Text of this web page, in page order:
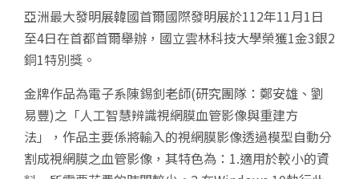
亞洲最大發明展韓國首爾國際發明展於112年11月1日
至4日在首都首爾舉辦，國立雲林科技大學榮獲1金3銀2
銅1特別獎。
金牌作品為電子系陳錫釗老師(研究團隊：鄭安雄、劉
易豐)之「人工智慧辨識視網膜血管影像與重建方
法」，作品主要係將輸入的視網膜影像透過模型自動分
割成視網膜之血管影像，其特色為：1.適用於較小的資